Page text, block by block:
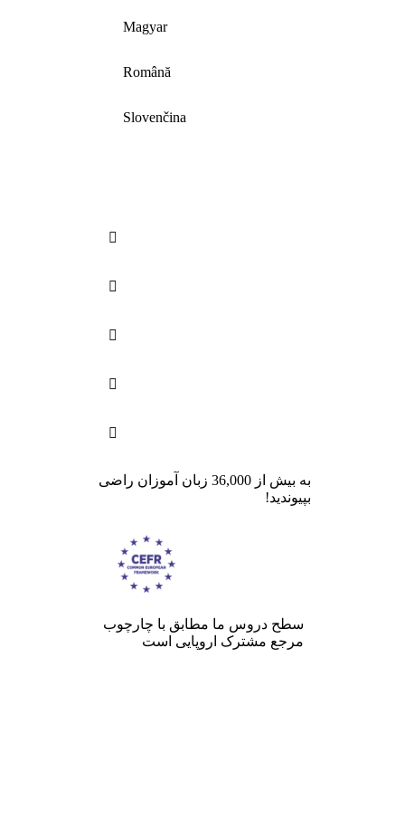
Magyar
Română
Slovenčina





به بیش از 36,000 زبان آموزان راضی
بپیوندید!
سطح دروس ما مطابق با چارچوب
مرجع مشترک اروپایی است